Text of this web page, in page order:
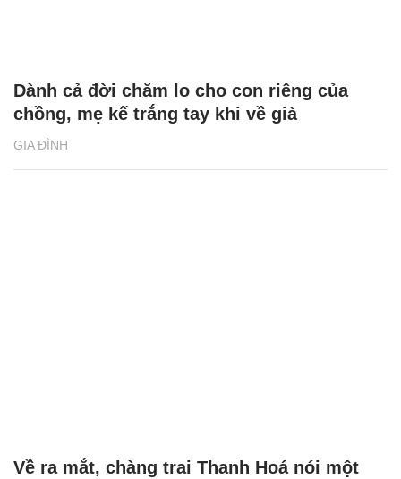
GIA ĐÌNH
Dành cả đời chăm lo cho con riêng của
chồng, mẹ kế trắng tay khi về già
Về ra mắt, chàng trai Thanh Hoá nói một